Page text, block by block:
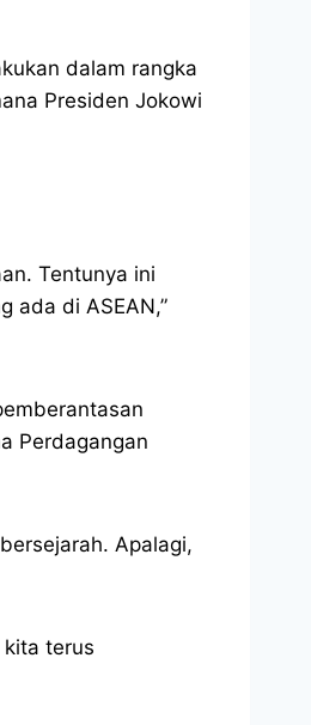
dalam rangka
Presiden Jokowi
Tentunya ini
ada di ASEAN,”
Perdagangan
Apalagi,
terus